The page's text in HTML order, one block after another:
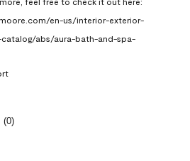
en-us/interior-exterior-
abs/aura-bath-and-spa-
(0)